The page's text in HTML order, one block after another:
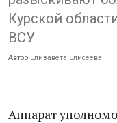
Курской
ВСУ
Автор Елизавета Елисеева
Аппарат